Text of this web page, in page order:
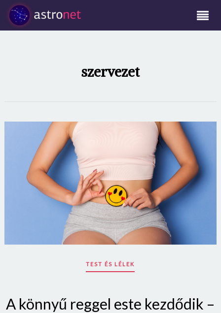
szervezet
TEST ÉS LÉLEK
A könnyű reggel este kezdődik –